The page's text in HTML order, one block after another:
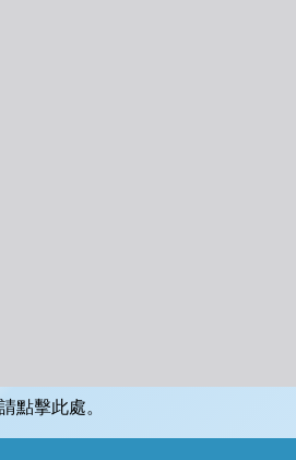
點擊此處。